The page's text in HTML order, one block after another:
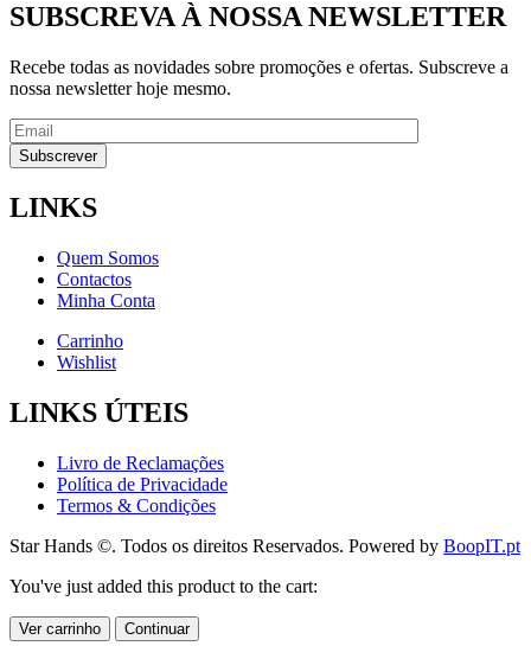
SUBSCREVA À NOSSA NEWSLETTER
Recebe todas as novidades sobre promoções e ofertas. Subscreve a
nossa newsletter hoje mesmo.
LINKS
Quem Somos
Contactos
Minha Conta
Carrinho
Wishlist
LINKS ÚTEIS
Livro de Reclamações
Política de Privacidade
Termos & Condições
Star Hands ©. Todos os direitos Reservados. Powered by BoopIT.pt
You've just added this product to the cart:
Ver carrinho Continuar